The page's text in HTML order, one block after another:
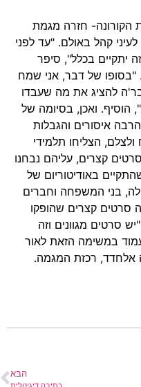
הקורונה- חזרה מגמת
קהל באולם. "עד לפני
יתקיים בכלל", סיפר
"בסופו של דבר, אני שמח
להציג את מה שעבדו
הוסיף. ואכן, בסיומה של
איסורים והגבלות
הצליחו תלמידי
קצרים, עליהם נבחנו
באודיטוריום של
בני המשפחה וחברים
סרטים קצרים שהופקו
סרטים מגוונים וזה
במשימה הזאת לאור
אלחדד, רכזת המגמה.
הבא